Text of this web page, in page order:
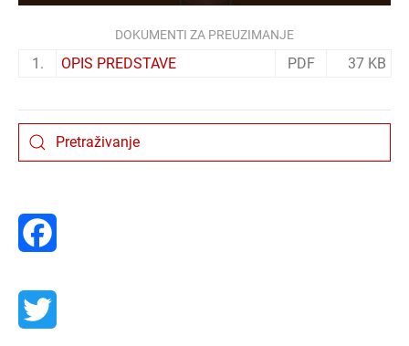
DOKUMENTI ZA PREUZIMANJE
1. OPIS PREDSTAVE PDF 37 KB